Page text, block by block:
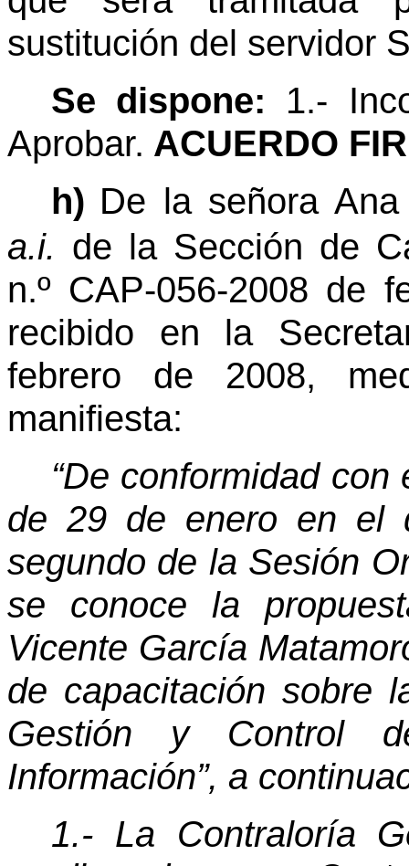
sustitución del servidor
Se dispone: 1.-
Aprobar. ACUERDO
h) De la señora
a.i. de la Sección de
n.º CAP-056-2008 de
recibido en la
febrero de 2008,
manifiesta:
“De conformidad
de 29 de enero en el
segundo de la Sesión
se conoce la
Vicente García
de capacitación sobre
Gestión y Control
Información”, a
1.- La Contraloría